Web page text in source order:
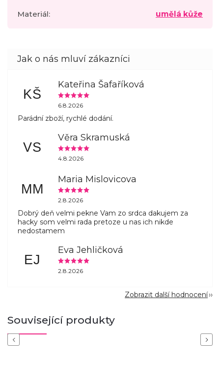
Materiál: umělá kůže
KŠ
Kateřina Šafaříková
6.8.2026
Parádní zboží, rychlé dodání.
VS
Věra Skramuská
4.8.2026
MM
Maria Mislovicova
2.8.2026
Dobrý deň velmi pekne Vam zo srdca dakujem za
hacky som velmi rada pretoze u nas ich nikde
nedostamem
EJ
Eva Jehličková
2.8.2026
Zobrazit další hodnocení
Související produkty
Previous Next